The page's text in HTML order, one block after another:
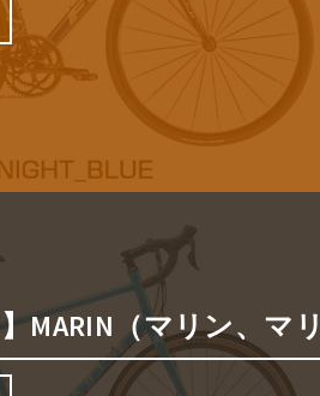
】MARIN（マリン、